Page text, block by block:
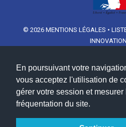
En poursuivant votre
vous acceptez l'utilisation de
gérer votre session et mesurer
fréquentation du site.
© 2026 MENTIONS LÉGALES •